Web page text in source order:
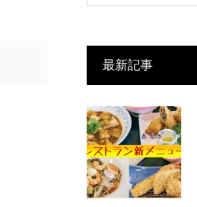
最新記事